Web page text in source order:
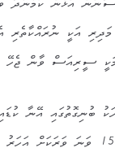
އުޅެން ކަމުނުދާ
އަކީ ނުރައްކާތެރި
ސީރިއަސް ވާން ޖެހޭ
ބުނިގޮތުގައި އޭނާ
ނޫނެވެ. ވޭތުވެދިޔަ 15 ވަނަ